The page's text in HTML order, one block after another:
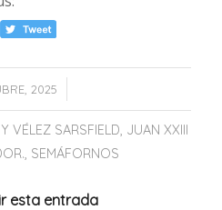
2025
/
VÉLEZ SARSFIELD JUAN XXIII
SEMÁFORNOS
esta entrada